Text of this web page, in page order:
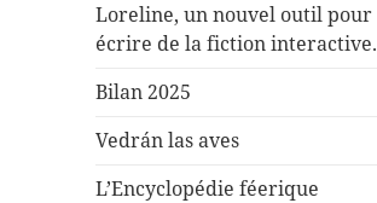
Loreline, un nouvel outil pour
écrire de la fiction interactive.
Bilan 2025
Vedrán las aves
L’Encyclopédie féerique